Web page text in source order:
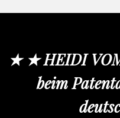
★ ★ HEIDI
beim